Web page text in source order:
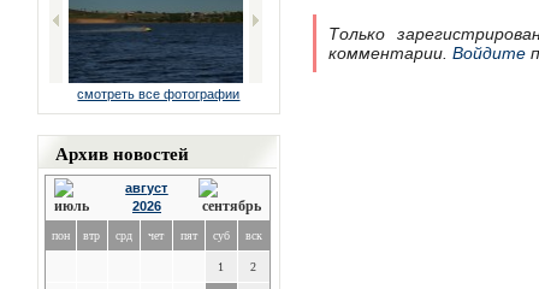
смотреть все фотографии
Архив новостей
август
2026
пон втр срд чет пят суб вск
1 2
Только
комментарии. Войдите